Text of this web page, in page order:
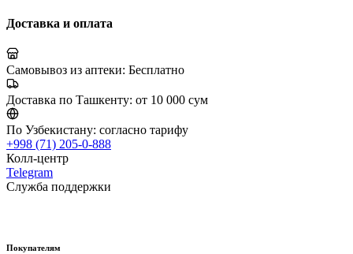
Доставка и оплата
Самовывоз из аптеки: Бесплатно
Доставка по Ташкенту: от 10 000 сум
По Узбекистану: согласно тарифу
+998 (71) 205-0-888
Колл-центр
Telegram
Служба поддержки
Покупателям